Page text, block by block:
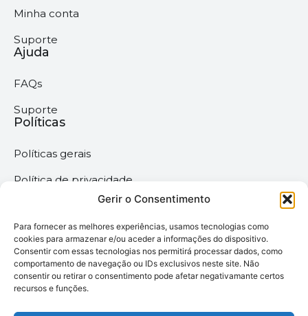
Gerir o Consentimento
Para fornecer as melhores experiências, usamos tecnologias como
cookies para armazenar e/ou aceder a informações do dispositivo.
Consentir com essas tecnologias nos permitirá processar dados, como
comportamento de navegação ou IDs exclusivos neste site. Não
consentir ou retirar o consentimento pode afetar negativamante certos
recursos e funções.
Minha conta
Suporte
Ajuda
FAQs
Suporte
Políticas
Políticas gerais
Política de privacidade
Termos & Condições
Política de cookies
Megaimprime © 2025 |
Todos os Direitos